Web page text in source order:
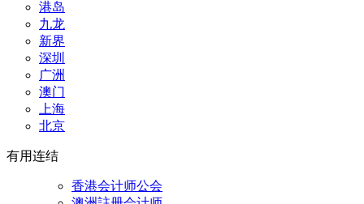
港岛
九龙
新界
深圳
广洲
澳门
上海
北京
有用连结
香港会计师公会